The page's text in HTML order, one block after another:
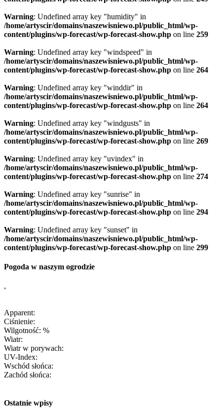
Warning: Undefined array key "humidity" in
/home/artyscir/domains/naszewisniewo.pl/public_html/wp-
content/plugins/wp-forecast/wp-forecast-show.php on line 259
Warning: Undefined array key "windspeed" in
/home/artyscir/domains/naszewisniewo.pl/public_html/wp-
content/plugins/wp-forecast/wp-forecast-show.php on line 264
Warning: Undefined array key "winddir" in
/home/artyscir/domains/naszewisniewo.pl/public_html/wp-
content/plugins/wp-forecast/wp-forecast-show.php on line 264
Warning: Undefined array key "windgusts" in
/home/artyscir/domains/naszewisniewo.pl/public_html/wp-
content/plugins/wp-forecast/wp-forecast-show.php on line 269
Warning: Undefined array key "uvindex" in
/home/artyscir/domains/naszewisniewo.pl/public_html/wp-
content/plugins/wp-forecast/wp-forecast-show.php on line 274
Warning: Undefined array key "sunrise" in
/home/artyscir/domains/naszewisniewo.pl/public_html/wp-
content/plugins/wp-forecast/wp-forecast-show.php on line 294
Warning: Undefined array key "sunset" in
/home/artyscir/domains/naszewisniewo.pl/public_html/wp-
content/plugins/wp-forecast/wp-forecast-show.php on line 299
Pogoda w naszym ogrodzie
,
Apparent:
Ciśnienie:
Wilgotność: %
Wiatr:
Wiatr w porywach:
UV-Index:
Wschód słońca:
Zachód słońca:
Ostatnie wpisy